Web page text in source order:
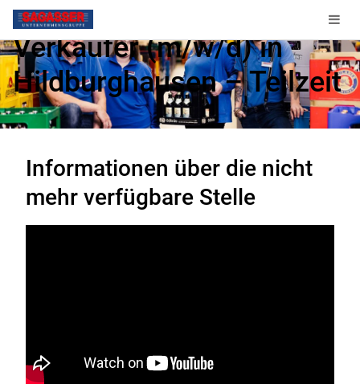
Verkäufer (m/w/d) in
Hildburghausen – Teilzeit
Informationen über die nicht
mehr verfügbare Stelle